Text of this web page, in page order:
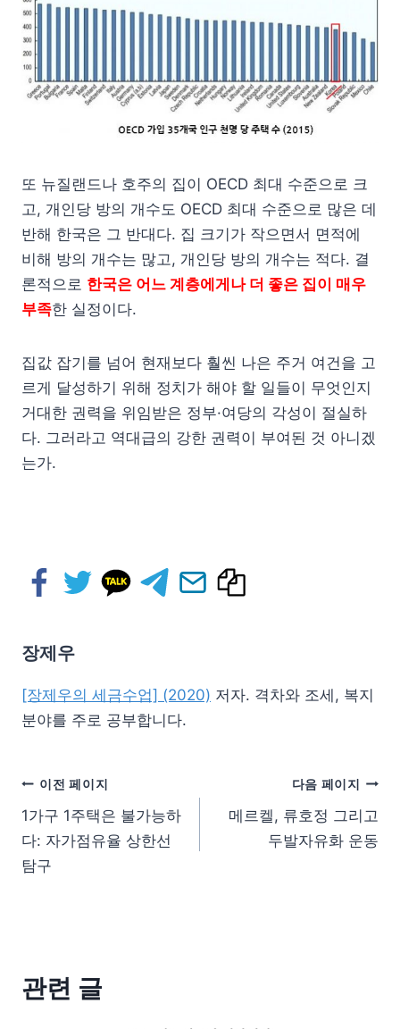
또 뉴질랜드나 호주의 집이 OECD 최대 수준으로 크
고, 개인당 방의 개수도 OECD 최대 수준으로 많은 데
반해 한국은 그 반대다. 집 크기가 작으면서 면적에
비해 방의 개수는 많고, 개인당 방의 개수는 적다. 결
론적으로 한국은 어느 계층에게나 더 좋은 집이 매우
부족한 실정이다.
집값 잡기를 넘어 현재보다 훨씬 나은 주거 여건을 고
르게 달성하기 위해 정치가 해야 할 일들이 무엇인지
거대한 권력을 위임받은 정부·여당의 각성이 절실하
다. 그러라고 역대급의 강한 권력이 부여된 것 아니겠
는가.
장제우
[장제우의 세금수업] (2020) 저자. 격차와 조세, 복지
분야를 주로 공부합니다.
이전 페이지
1가구 1주택은 불가능하
다: 자가점유율 상한선
탐구
다음 페이지
메르켈, 류호정 그리고
두발자유화 운동
관련 글